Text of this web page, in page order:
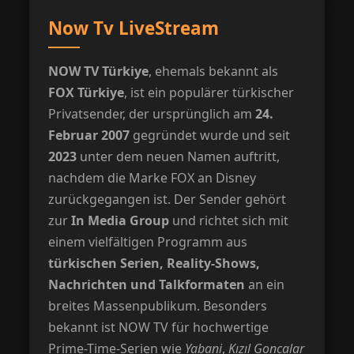
Now Tv LiveStream
NOW TV Türkiye, ehemals bekannt als
FOX Türkiye, ist ein populärer türkischer
Privatsender, der ursprünglich am24.
Februar 2007 gegründet wurde und seit
2023 unter dem neuen Namen auftritt,
nachdem die Marke FOX an Disney
zurückgegangen ist. Der Sender gehört
zurIn Media Group und richtet sich mit
einem vielfältigen Programm aus
türkischen Serien, Reality-Shows,
Nachrichten und Talkformaten an ein
breites Massenpublikum. Besonders
bekannt ist NOW TV für hochwertige
Prime-Time-Serien wie Yabani,Kızıl Goncalar